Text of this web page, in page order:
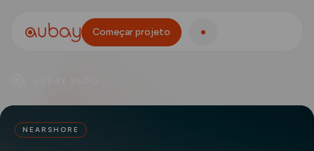
Começar projeto
NEARSHORE